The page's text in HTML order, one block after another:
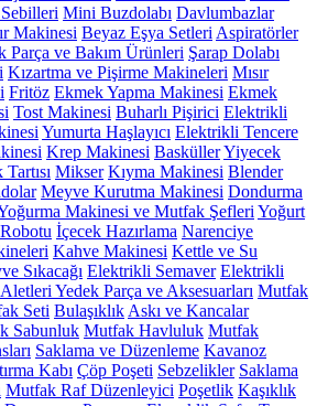
Mini Buzdolabı Davlumbazlar
Makinesi Beyaz Eşya Setleri Aspiratörler
Parça ve Bakım Ürünleri Şarap Dolabı
Kızartma ve Pişirme Makineleri Mısır
Fritöz Ekmek Yapma Makinesi Ekmek
Tost Makinesi Buharlı Pişirici Elektrikli
Yumurta Haşlayıcı Elektrikli Tencere
Krep Makinesi BasküllerYiyecek
Mikser Kıyma Makinesi Blender
Meyve Kurutma Makinesi Dondurma
Makinesi ve Mutfak Şefleri Yoğurt
İçecek Hazırlama Narenciye
Kahve Makinesi Kettle ve Su
Sıkacağı Elektrikli Semaver Elektrikli
Yedek Parça ve Aksesuarları Mutfak
Seti Bulaşıklık Askı ve Kancalar
Sabunluk Mutfak Havluluk Mutfak
Saklama ve Düzenleme Kavanoz
Kabı Çöp Poşeti Sebzelikler Saklama
Mutfak Raf Düzenleyici Poşetlik Kaşıklık